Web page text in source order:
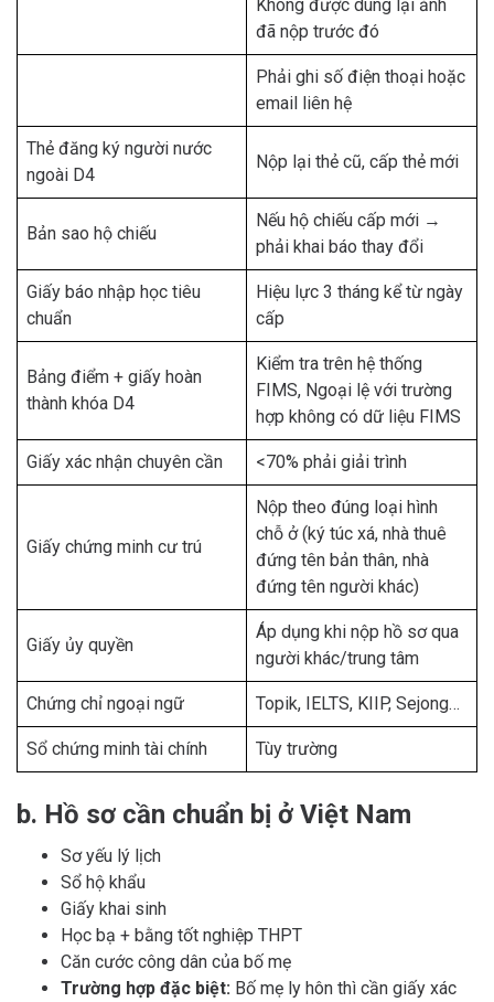
Không được dùng lại ảnh
đã nộp trước đó
Phải ghi số điện thoại hoặc
email liên hệ
Thẻ đăng ký người nước
ngoài D4
Nộp lại thẻ cũ, cấp thẻ mới
Bản sao hộ chiếu
Nếu hộ chiếu cấp mới →
phải khai báo thay đổi
Giấy báo nhập học tiêu
chuẩn
Hiệu lực 3 tháng kể từ ngày
cấp
Bảng điểm + giấy hoàn
thành khóa D4
Kiểm tra trên hệ thống
FIMS, Ngoại lệ với trường
hợp không có dữ liệu FIMS
Giấy xác nhận chuyên cần <70% phải giải trình
Giấy chứng minh cư trú
Nộp theo đúng loại hình
chỗ ở (ký túc xá, nhà thuê
đứng tên bản thân, nhà
đứng tên người khác)
Giấy ủy quyền
Áp dụng khi nộp hồ sơ qua
người khác/trung tâm
Chứng chỉ ngoại ngữ Topik, IELTS, KIIP, Sejong…
Sổ chứng minh tài chính Tùy trường
b. Hồ sơ cần chuẩn bị ở Việt Nam
Sơ yếu lý lịch
Sổ hộ khẩu
Giấy khai sinh
Học bạ + bằng tốt nghiệp THPT
Căn cước công dân của bố mẹ
Trường hợp đặc biệt: Bố mẹ ly hôn thì cần giấy xác